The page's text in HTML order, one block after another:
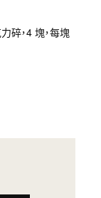
碎，4 塊，每塊